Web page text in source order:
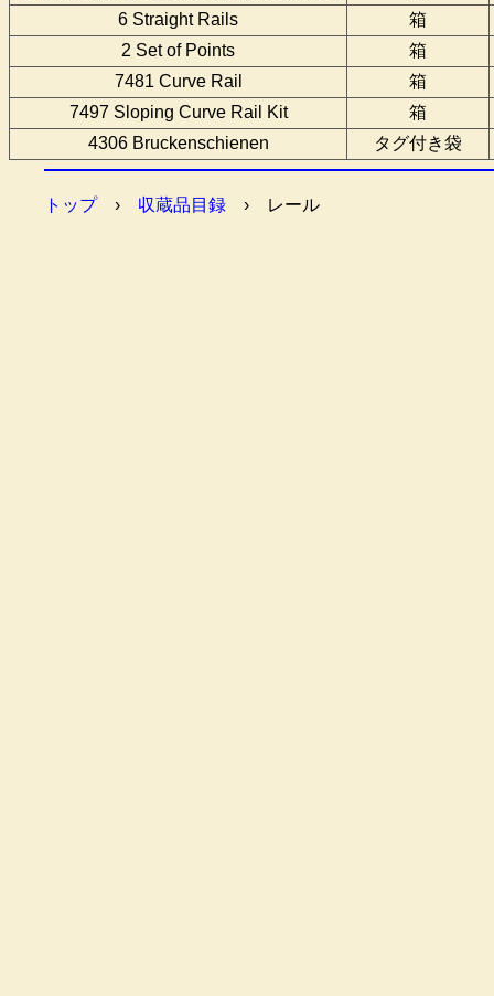
6 Straight Rails
箱
2 Set of Points
箱
7481 Curve Rail
箱
7497 Sloping Curve Rail Kit
箱
4306 Bruckenschienen
タグ付き袋
トップ› 収蔵品目録 › レール